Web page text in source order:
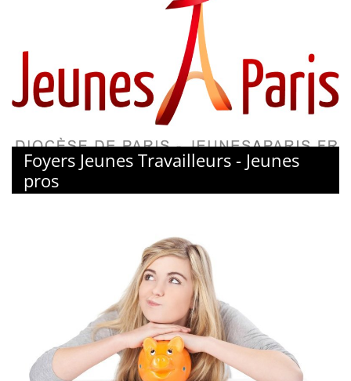
Foyers Jeunes Travailleurs - Jeunes
pros